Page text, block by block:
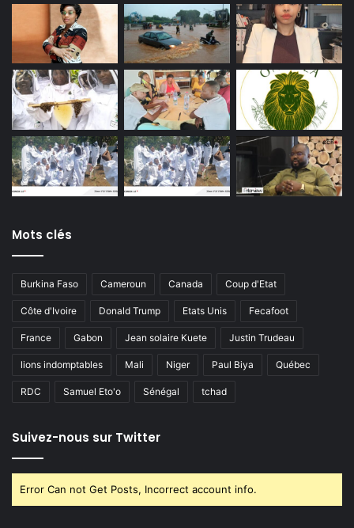
Mots clés
Burkina Faso Cameroun Canada Coup d'Etat
Côte d'Ivoire Donald Trump Etats Unis Fecafoot
France Gabon Jean solaire Kuete Justin Trudeau
lions indomptables Mali Niger Paul Biya Québec
RDC Samuel Eto'o Sénégal tchad
Suivez-nous sur Twitter
Error Can not Get Posts, Incorrect account info.